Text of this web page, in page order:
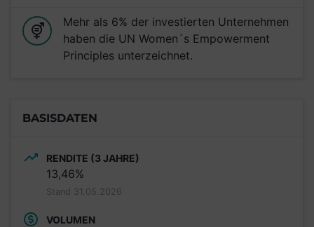
Mehr als 6% der investierten Unternehmen
haben die UN Women´s Empowerment
Principles unterzeichnet.
BASISDATEN
RENDITE (3 JAHRE)
13,46%
Stand 31.05.2026
VOLUMEN